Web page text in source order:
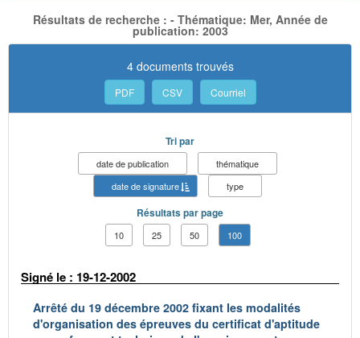
Résultats de recherche : - Thématique: Mer, Année de
publication: 2003
4 documents trouvés
PDF CSV Courriel
Tri par
date de publication
thématique
date de signature
type
Résultats par page
10 25 50 100
Signé le : 19-12-2002
Arrêté du 19 décembre 2002 fixant les modalités
d'organisation des épreuves du certificat d'aptitude